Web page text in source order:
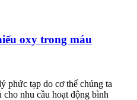
oxy trong máu
phức tạp do cơ thể chúng ta
nhu cầu hoạt động bình